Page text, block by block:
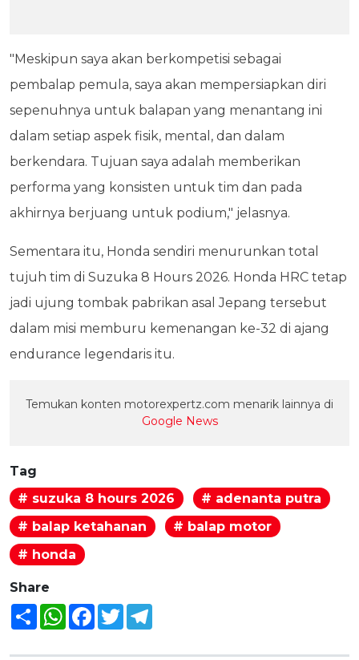
"Meskipun saya akan berkompetisi sebagai
pembalap pemula, saya akan mempersiapkan diri
sepenuhnya untuk balapan yang menantang ini
dalam setiap aspek fisik, mental, dan dalam
berkendara. Tujuan saya adalah memberikan
performa yang konsisten untuk tim dan pada
akhirnya berjuang untuk podium," jelasnya.
Sementara itu, Honda sendiri menurunkan total
tujuh tim di Suzuka 8 Hours 2026. Honda HRC tetap
jadi ujung tombak pabrikan asal Jepang tersebut
dalam misi memburu kemenangan ke-32 di ajang
endurance legendaris itu.
Temukan konten motorexpertz.com menarik lainnya di
Google News
Tag
# suzuka 8 hours 2026
# adenanta putra
# balap ketahanan
# balap motor
# honda
Share
Share WhatsAppFacebook
Twitter